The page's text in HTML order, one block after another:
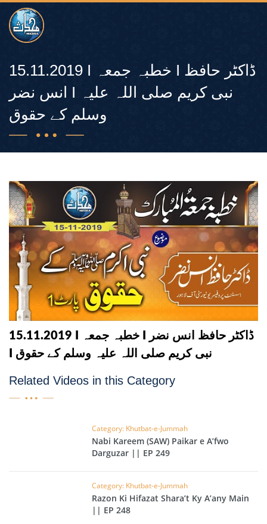
15.11.2019 I خطبہ جمعہ I ڈاکٹر حافظ
انس نضر I نبی کریم صلی اللہ علیہ
وسلم کے حقوق
15.11.2019 I خطبہ جمعہ I ڈاکٹر حافظ انس نضر
I نبی کریم صلی اللہ علیہ وسلم کے حقوق
Related Videos in this Category
Category: Khutbat-e-Jummah
Nabi Kareem (SAW) Paikar e A’fwo
Darguzar || EP 249
Category: Khutbat-e-Jummah
Razon Ki Hifazat Shara’t Ky A’any Main
|| EP 248